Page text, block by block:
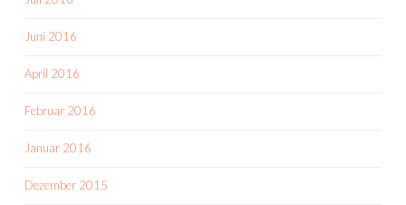
Juni 2016
April 2016
Februar 2016
Januar 2016
Dezember 2015